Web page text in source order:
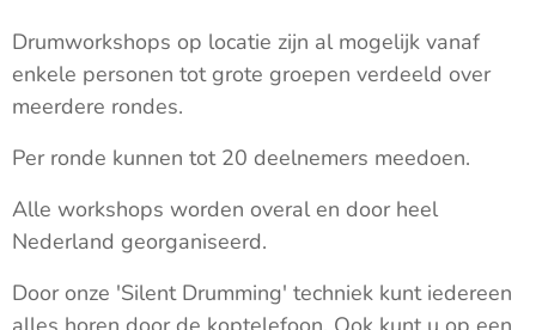
Drumworkshops op locatie zijn al mogelijk vanaf
enkele personen tot grote groepen verdeeld over
meerdere rondes.
Per ronde kunnen tot 20 deelnemers meedoen.
Alle workshops worden overal en door heel
Nederland georganiseerd.
Door onze 'Silent Drumming' techniek kunt iedereen